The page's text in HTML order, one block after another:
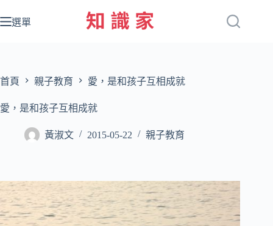
至
容
選單
首頁 親子教育 愛，是和孩子互相成就
愛，是和孩子互相成就
黃淑文 2015-05-22 親子教育